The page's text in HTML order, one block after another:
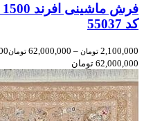
کد 55037
2,100,000 تومان –
62,000,000 تومان
62,000,000 تومان